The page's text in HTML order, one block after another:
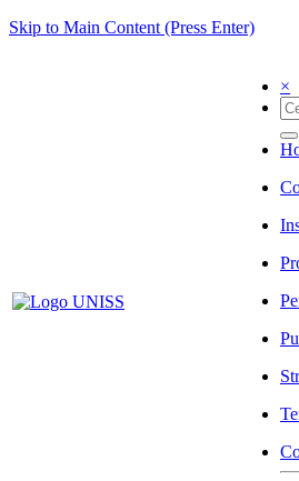
Skip to Main Content (Press Enter)
×